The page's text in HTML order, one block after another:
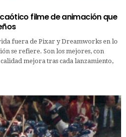
filme de animación que
fuera de Pixar y Dreamworks en lo
se refiere. Son los mejores, con
mejora tras cada lanzamiento,